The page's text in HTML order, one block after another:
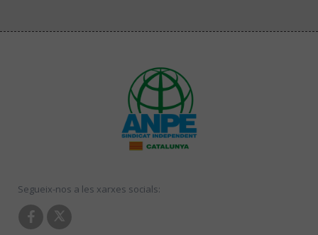
Segueix-nos a les xarxes socials: